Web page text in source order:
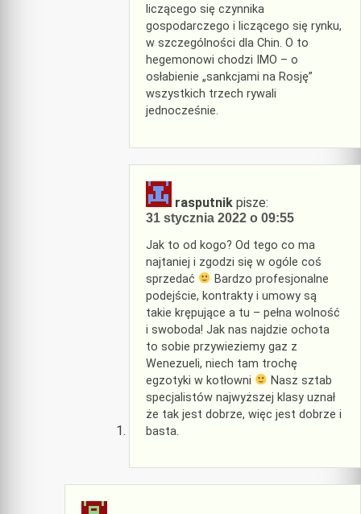
liczącego się czynnika
gospodarczego i liczącego się rynku,
w szczególności dla Chin. O to
hegemonowi chodzi IMO – o
osłabienie „sankcjami na Rosję”
wszystkich trzech rywali
jednocześnie.
rasputnik pisze:
31 stycznia 2022 o 09:55
Jak to od kogo? Od tego co ma
najtaniej i zgodzi się w ogóle coś
sprzedać
Bardzo profesjonalne
podejście, kontrakty i umowy są
takie krępujące a tu – pełna wolność
i swoboda! Jak nas najdzie ochota
to sobie przywieziemy gaz z
Wenezueli, niech tam trochę
egzotyki w kotłowni
Nasz sztab
specjalistów najwyższej klasy uznał
że tak jest dobrze, więc jest dobrze i
basta.